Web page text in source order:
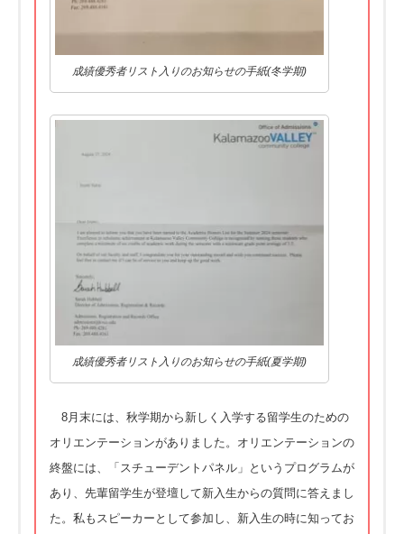
成績優秀者リスト入りのお知らせの手紙(冬学期)
成績優秀者リスト入りのお知らせの手紙(夏学期)
8月末には、秋学期から新しく入学する留学生のための
オリエンテーションがありました。オリエンテーションの
終盤には、「スチューデントパネル」というプログラムが
あり、先輩留学生が登壇して新入生からの質問に答えまし
た。私もスピーカーとして参加し、新入生の時に知ってお